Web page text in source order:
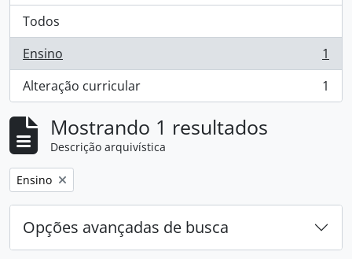
Todos
Ensino
, 1 resultados
1
Alteração curricular
, 1 resultados 1
Mostrando 1 resultados
Descrição arquivística
Remover filtro:
Ensino
Opções avançadas de busca